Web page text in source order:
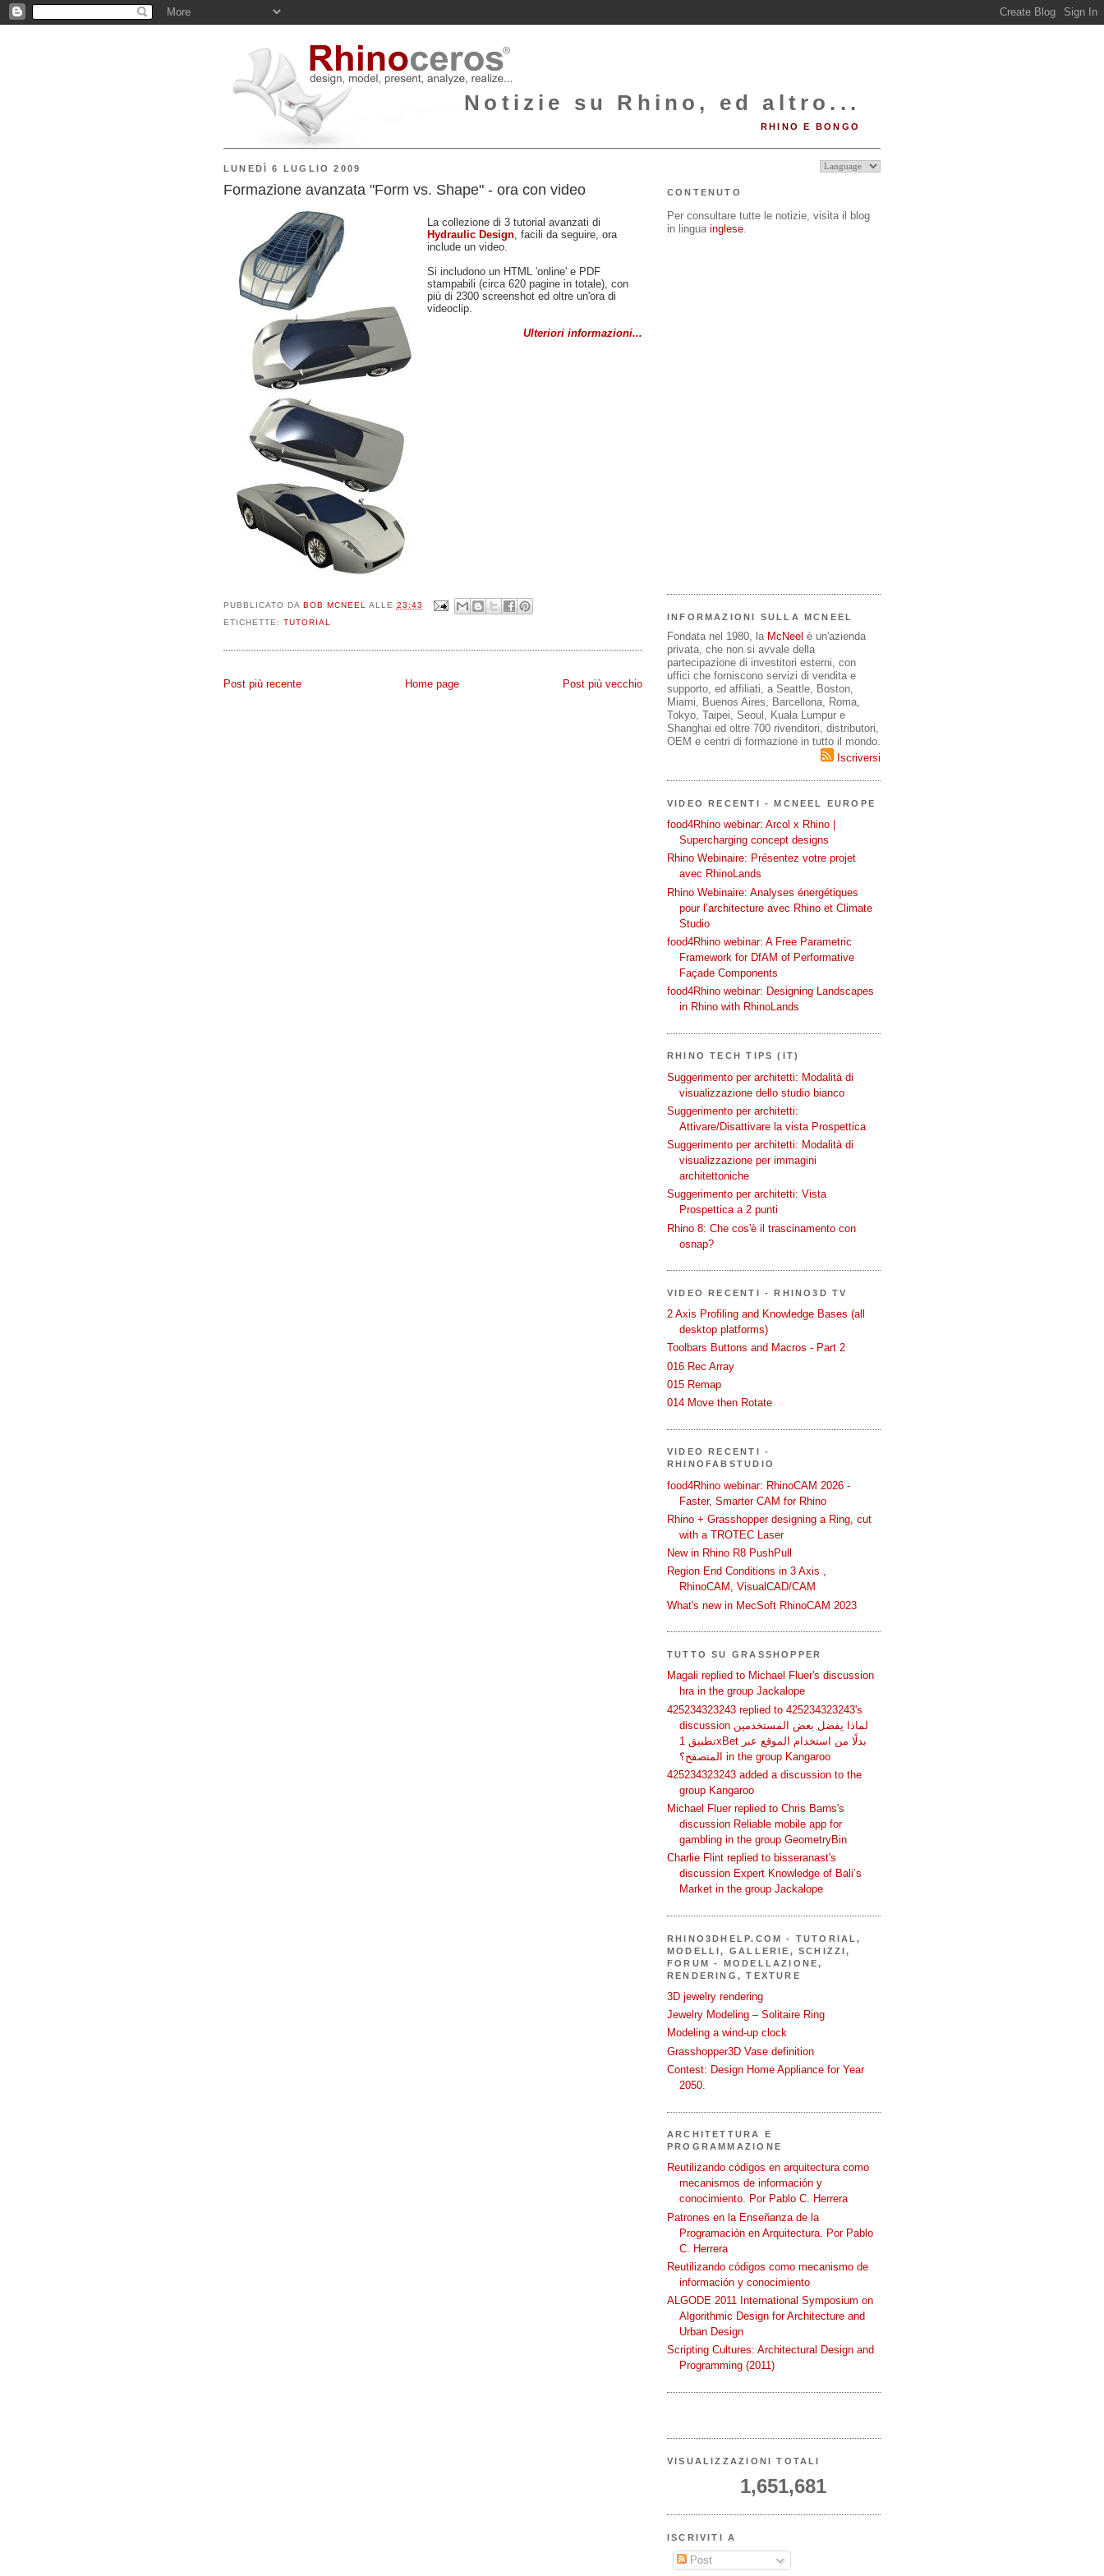
Notizie su Rhino, ed altro...
RHINO E BONGO
LUNEDÌ 6 LUGLIO 2009
Formazione avanzata "Form vs. Shape" - ora con video
La collezione di 3 tutorial avanzati di
Hydraulic Design, facili da seguire, ora
include un video.
Si includono un HTML 'online' e PDF
stampabili (circa 620 pagine in totale), con
più di 2300 screenshot ed oltre un'ora di
videoclip.
Ulteriori informazioni...
PUBBLICATO DA BOB MCNEEL ALLE 23:43
ETICHETTE: TUTORIAL
Post più recente Post più vecchio
Home page
CONTENUTO
Per consultare tutte le notizie, visita il blog
in lingua inglese
INFORMAZIONI SULLA MCNEEL
Fondata nel 1980, la McNeel è un'azienda
privata, che non si avvale della
partecipazione di investitori esterni, con
uffici che forniscono servizi di vendita e
supporto, ed affiliati, a Seattle, Boston,
Miami, Buenos Aires, Barcellona, Roma,
Tokyo, Taipei, Seoul, Kuala Lumpur e
Shanghai ed oltre 700 rivenditori, distributori,
OEM e centri di formazione in tutto il mondo.
Iscriversi
VIDEO RECENTI - MCNEEL EUROPE
food4Rhino webinar: Arcol x Rhino |
Supercharging concept designs
Rhino Webinaire: Présentez votre projet
avec RhinoLands
Rhino Webinaire: Analyses énergétiques
pour l’architecture avec Rhino et Climate
Studio
food4Rhino webinar: A Free Parametric
Framework for DfAM of Performative
Façade Components
food4Rhino webinar: Designing Landscapes
in Rhino with RhinoLands
RHINO TECH TIPS (IT)
Suggerimento per architetti: Modalità di
visualizzazione dello studio bianco
Suggerimento per architetti:
Attivare/Disattivare la vista Prospettica
Suggerimento per architetti: Modalità di
visualizzazione per immagini
architettoniche
Suggerimento per architetti: Vista
Prospettica a 2 punti
Rhino 8: Che cos'è il trascinamento con
osnap?
VIDEO RECENTI - RHINO3D TV
2 Axis Profiling and Knowledge Bases (all
desktop platforms)
Toolbars Buttons and Macros - Part 2
016 Rec Array
015 Remap
014 Move then Rotate
VIDEO RECENTI -
RHINOFABSTUDIO
food4Rhino webinar: RhinoCAM 2026 -
Faster, Smarter CAM for Rhino
Rhino + Grasshopper designing a Ring, cut
with a TROTEC Laser
New in Rhino R8 PushPull
Region End Conditions in 3 Axis ,
RhinoCAM, VisualCAD/CAM
What's new in MecSoft RhinoCAM 2023
TUTTO SU GRASSHOPPER
Magali replied to Michael Fluer's discussion
hra in the group Jackalope
425234323243 replied to 425234323243's
discussion لماذا يفضل بعض المستخدمين
تطبيق 1xBet بدلًا من استخدام الموقع عبر
المتصفح؟ in the group Kangaroo
425234323243 added a discussion to the
group Kangaroo
Michael Fluer replied to Chris Barns's
discussion Reliable mobile app for
gambling in the group GeometryBin
Charlie Flint replied to bisseranast's
discussion Expert Knowledge of Bali’s
Market in the group Jackalope
RHINO3DHELP.COM - TUTORIAL,
MODELLI, GALLERIE, SCHIZZI,
FORUM - MODELLAZIONE,
RENDERING, TEXTURE
3D jewelry rendering
Jewelry Modeling – Solitaire Ring
Modeling a wind-up clock
Grasshopper3D Vase definition
Contest: Design Home Appliance for Year
2050.
ARCHITETTURA E
PROGRAMMAZIONE
Reutilizando códigos en arquitectura como
mecanismos de información y
conocimiento. Por Pablo C. Herrera
Patrones en la Enseñanza de la
Programación en Arquitectura. Por Pablo
C. Herrera
Reutilizando códigos como mecanismo de
información y conocimiento
ALGODE 2011 International Symposium on
Algorithmic Design for Architecture and
Urban Design
Scripting Cultures: Architectural Design and
Programming (2011)
VISUALIZZAZIONI TOTALI
1,651,681
ISCRIVITI A
Post